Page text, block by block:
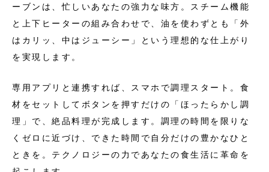
ーブンは、忙しいあなたの強力な味方。スチーム機能
と上下ヒーターの組み合わせで、油を使わずとも「外
はカリッ、中はジューシー」という理想的な仕上がり
を実現します。
専用アプリと連携すれば、スマホで調理スタート。食
材をセットしてボタンを押すだけの「ほったらかし調
理」で、絶品料理が完成します。調理の時間を限りな
くゼロに近づけ、できた時間で自分だけの豊かなひと
ときを。テクノロジーの力であなたの食生活に革命を